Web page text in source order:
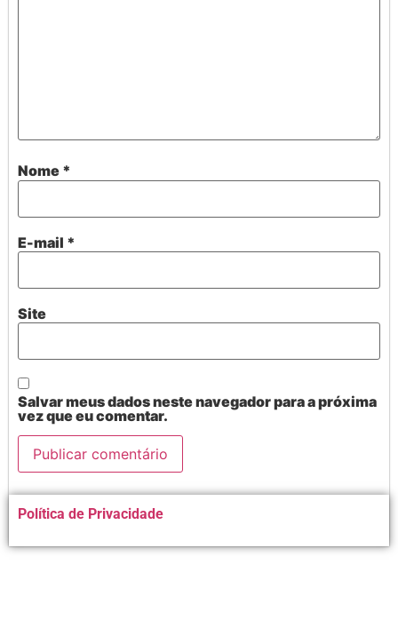
Nome *
E-mail *
Site
Salvar meus dados neste navegador para a próxima
vez que eu comentar.
Alternative:
Política de Privacidade